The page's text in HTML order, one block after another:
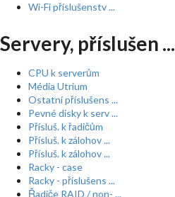
Wi-Fi příslušenstv ...
Servery, příslušen ...
CPU k serverům
Média Utrium
Ostatní příslušens ...
Pevné disky k serv ...
Přísluš. k řadičům
Přísluš. k zálohov ...
Přísluš. k zálohov ...
Racky - case
Racky - příslušens ...
Řadiče RAID / non- ...